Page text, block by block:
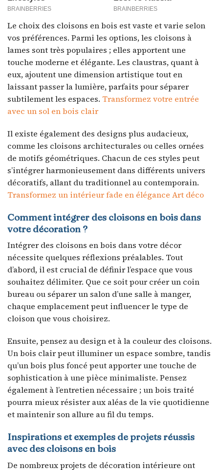
Le choix des cloisons en bois est vaste et varie selon
vos préférences. Parmi les options, les cloisons à
lames sont très populaires ; elles apportent une
touche moderne et élégante. Les claustras, quant à
eux, ajoutent une dimension artistique tout en
laissant passer la lumière, parfaits pour séparer
subtilement les espaces. Transformez votre entrée
avec un sol en bois clair
Il existe également des designs plus audacieux,
comme les cloisons architecturales ou celles ornées
de motifs géométriques. Chacun de ces styles peut
s’intégrer harmonieusement dans différents univers
décoratifs, allant du traditionnel au contemporain.
Transformez un intérieur fade en élégance Art déco
Comment intégrer des cloisons en bois dans
votre décoration ?
Intégrer des cloisons en bois dans votre décor
nécessite quelques réflexions préalables. Tout
d’abord, il est crucial de définir l’espace que vous
souhaitez délimiter. Que ce soit pour créer un coin
bureau ou séparer un salon d’une salle à manger,
chaque emplacement peut influencer le type de
cloison que vous choisirez.
Ensuite, pensez au design et à la couleur des cloisons.
Un bois clair peut illuminer un espace sombre, tandis
qu’un bois plus foncé peut apporter une touche de
sophistication à une pièce minimaliste. Pensez
également à l’entretien nécessaire ; un bois traité
pourra mieux résister aux aléas de la vie quotidienne
et maintenir son allure au fil du temps.
Inspirations et exemples de projets réussis
avec des cloisons en bois
De nombreux projets de décoration intérieure ont